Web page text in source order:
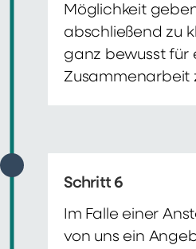
Möglichkeit
abschließend zu
ganz bewusst für
Zusammenarbeit
Schritt 6
Im Falle einer
von uns ein